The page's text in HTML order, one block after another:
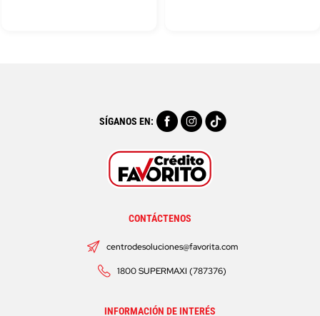
SÍGANOS EN:
CONTÁCTENOS
centrodesoluciones@favorita.com
1800 SUPERMAXI (787376)
INFORMACIÓN DE INTERÉS